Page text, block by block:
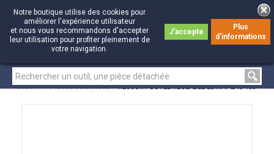
0
0
Notre boutique utilise des cookies pour
améliorer l'expérience utilisateur
et nous vous recommandons d'accepter
leur utilisation pour profiter pleinement de
votre navigation.
J'accepte
Plus
d'informations
Accueil > Pièces détachées > RESSORT BUTEE REGLABLE EDMAPLAC 450